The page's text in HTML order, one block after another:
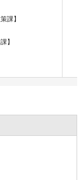
課】
】